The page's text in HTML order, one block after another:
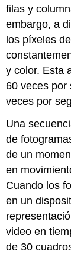
filas y
embargo, a
los píxeles
y color. Esta
60 veces por
veces por
Una
de
de un
en
Cuando los
en un
video en
de 30